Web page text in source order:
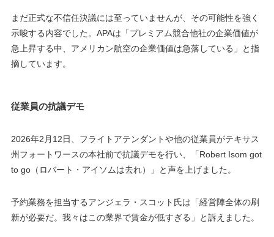
まだ正式な不信任決議には至っていませんが、その可能性を強く
示唆する内容でした。APAは「プレミアム競合他社の企業価値が
急上昇する中、アメリカン航空の企業価値は急落している」と指
摘しています。
従業員の抗議デモ
2026年2月12日、フライトアテンダントや他の従業員がテキサス
州フォートワースの本社前で抗議デモを行い、「Robert Isom got
to go（ロバート・アイソムは去れ）」と声を上げました。
予約業務を担当するアンジェラ・スコット氏は「経営陣全体の刷
新が必要だ。我々はこの業界で賃金が低すぎる」と訴えました。